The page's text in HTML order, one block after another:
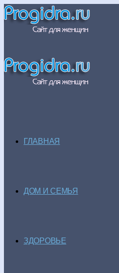
ГЛАВНАЯ
ДОМ И СЕМЬЯ
ЗДОРОВЬЕ